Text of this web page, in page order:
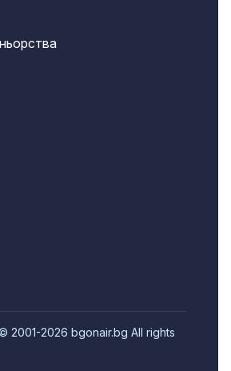
2001-2026 bgonair.bg All rights